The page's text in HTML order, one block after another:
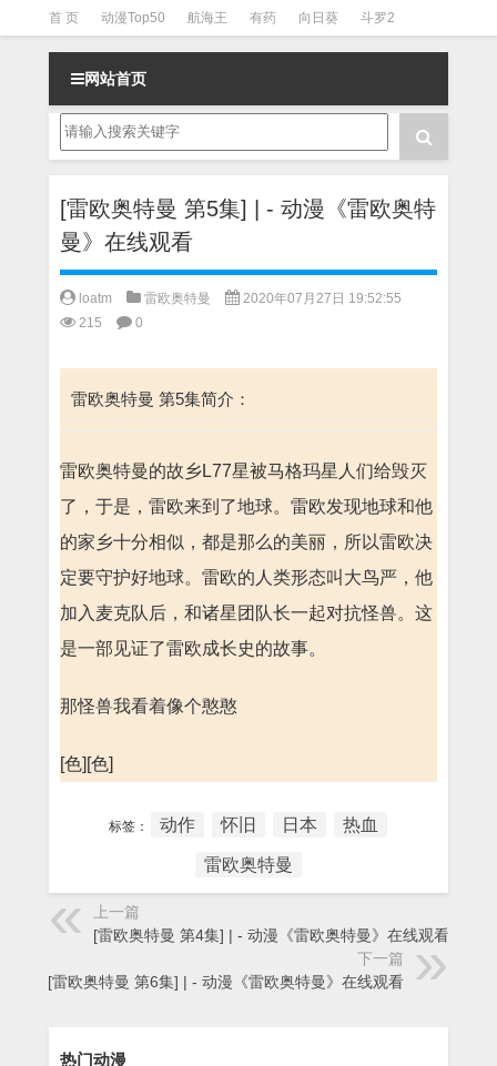
首 页 动漫Top50 航海王 有药 向日葵 斗罗2
斗罗3 火影 一拳超人 柯南 阴阳师 节目清单
网站首页
[雷欧奥特曼 第5集] | - 动漫《雷欧奥特
曼》在线观看
loatm 雷欧奥特曼
2020年07月27日 19:52:55
215
0
雷欧奥特曼 第5集简介：
雷欧奥特曼的故乡L77星被马格玛星人们给毁灭
了，于是，雷欧来到了地球。雷欧发现地球和他
的家乡十分相似，都是那么的美丽，所以雷欧决
定要守护好地球。雷欧的人类形态叫大鸟严，他
加入麦克队后，和诸星团队长一起对抗怪兽。这
是一部见证了雷欧成长史的故事。
那怪兽我看着像个憨憨
[色][色]
标签： 动作 怀旧 日本 热血
雷欧奥特曼
上一篇
[雷欧奥特曼 第4集] | - 动漫《雷欧奥特曼》在线观看
下一篇
[雷欧奥特曼 第6集] | - 动漫《雷欧奥特曼》在线观看
热门动漫